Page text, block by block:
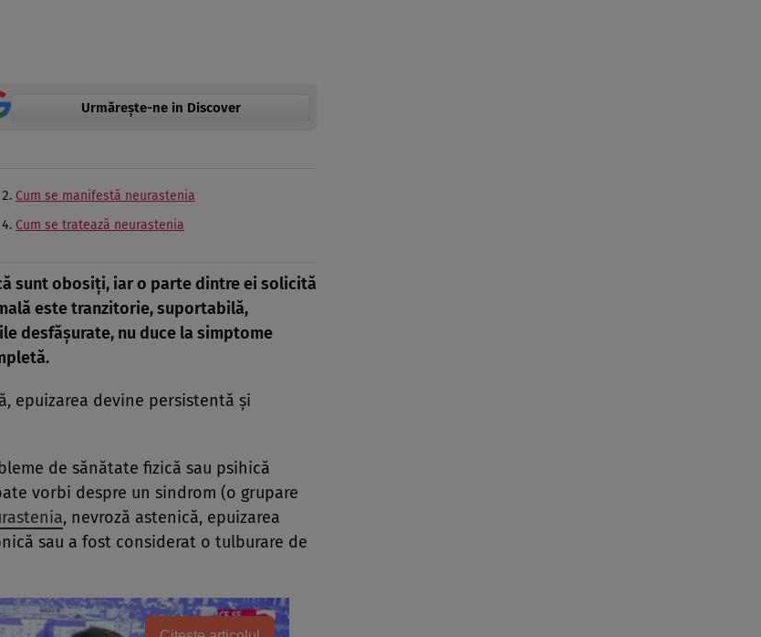
Urmărește-ne in Discover
Cum se manifestă neurastenia
Cum se tratează neurastenia
sunt obosiţi, iar o parte dintre ei solicită
este tranzitorie, suportabilă,
desfăşurate, nu duce la simptome
epuizarea devine persistentă şi
de sănătate fizică sau psihică
vorbi despre un sindrom (o grupare
, nevroză astenică, epuizarea
sau a fost considerat o tulburare de